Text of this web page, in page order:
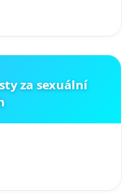
za sexuální